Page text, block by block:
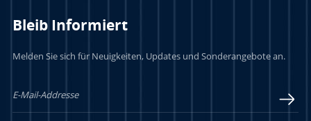
Bleib Informiert
Melden Sie sich für Neuigkeiten, Updates und Sonderangebote an.